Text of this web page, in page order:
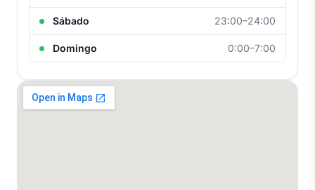
Sábado 23:00–24:00
Domingo 0:00–7:00